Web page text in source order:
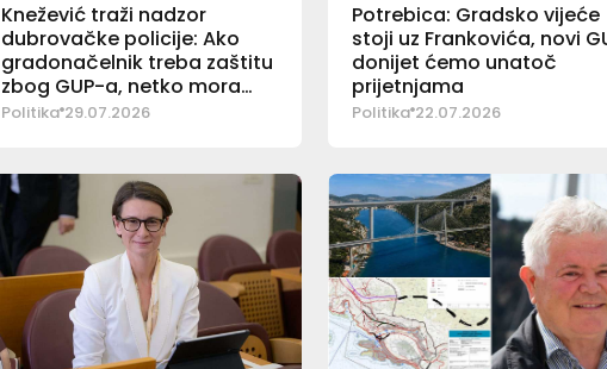
Knežević traži nadzor
dubrovačke policije: Ako
gradonačelnik treba zaštitu
zbog GUP-a, netko mora
odgovarati
Politika 29.07.2026
Potrebica: Gradsko vijeće
stoji uz Frankovića, novi
donijet ćemo unatoč
prijetnjama
Politika 22.07.2026